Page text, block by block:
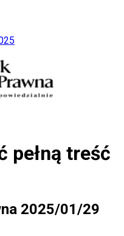
pełną treść
2025/01/29